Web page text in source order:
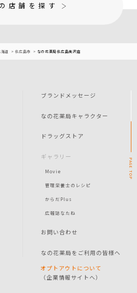
店舗を探す
海道 北広島市 なの花薬局北広島美沢店
ブランドメッセージ
なの花薬局キャラクター
ドラッグストア
ギャラリー
Movie
管理栄養士のレシピ
からだPlus
広報誌なたね
お問い合わせ
なの花薬局をご利用の皆様へ
オプトアウトについて
（企業情報サイトへ）
PAGE
TOP